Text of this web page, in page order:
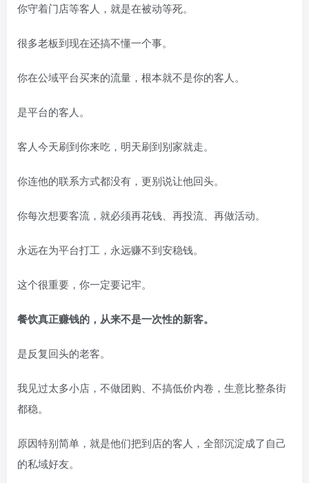
你守着门店等客人，就是在被动等死。
很多老板到现在还搞不懂一个事。
你在公域平台买来的流量，根本就不是你的客人。
是平台的客人。
客人今天刷到你来吃，明天刷到别家就走。
你连他的联系方式都没有，更别说让他回头。
你每次想要客流，就必须再花钱、再投流、再做活动。
永远在为平台打工，永远赚不到安稳钱。
这个很重要，你一定要记牢。
餐饮真正赚钱的，从来不是一次性的新客。
是反复回头的老客。
我见过太多小店，不做团购、不搞低价内卷，生意比整条街
都稳。
原因特别简单，就是他们把到店的客人，全部沉淀成了自己
的私域好友。